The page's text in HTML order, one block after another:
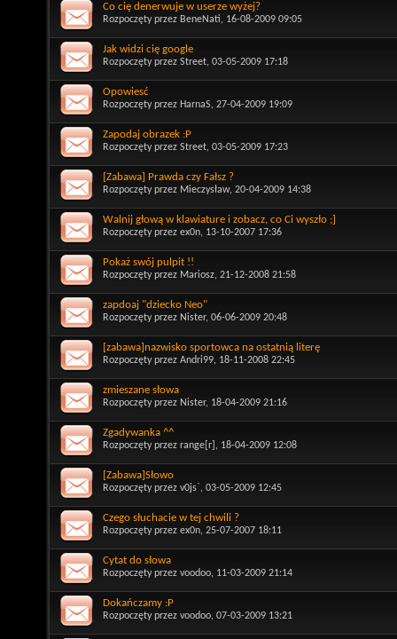
Co cię denerwuje w userze wyżej?
Rozpoczęty przez BeneNati, 16-08-2009 09:05
Jak widzi cię google
Rozpoczęty przez Street, 03-05-2009 17:18
Opowiesć
Rozpoczęty przez HarnaS, 27-04-2009 19:09
Zapodaj obrazek :P
Rozpoczęty przez Street, 03-05-2009 17:23
[Zabawa] Prawda czy Fałsz ?
Rozpoczęty przez Mieczysław, 20-04-2009 14:38
Walnij głową w klawiature i zobacz, co Ci wyszło ;]
Rozpoczęty przez ex0n, 13-10-2007 17:36
Pokaż swój pulpit !!
Rozpoczęty przez Mariosz, 21-12-2008 21:58
zapdoaj "dziecko Neo"
Rozpoczęty przez Nister, 06-06-2009 20:48
[zabawa]nazwisko sportowca na ostatnią literę
Rozpoczęty przez Andri99, 18-11-2008 22:45
zmieszane słowa
Rozpoczęty przez Nister, 18-04-2009 21:16
Zgadywanka ^^
Rozpoczęty przez range[r] , 18-04-2009 12:08
[Zabawa]Słowo
Rozpoczęty przez v0js` , 03-05-2009 12:45
Czego słuchacie w tej chwili ?
Rozpoczęty przez ex0n, 25-07-2007 18:11
Cytat do słowa
Rozpoczęty przez voodoo, 11-03-2009 21:14
Dokańczamy :P
Rozpoczęty przez voodoo, 07-03-2009 13:21